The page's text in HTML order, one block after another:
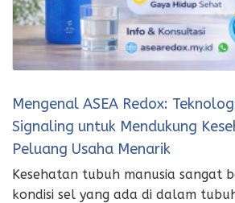
Mengenal ASEA Redox:
Signaling untuk Mendukung
Peluang Usaha Menarik
Kesehatan tubuh manusia sangat
kondisi sel yang ada di dalam